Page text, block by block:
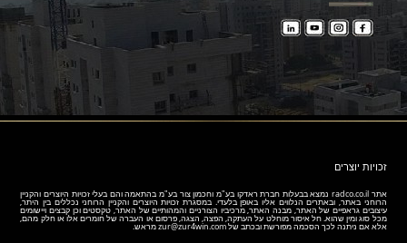
זכויות יוצרים
אתר radco.co.il נמצא בבעלות חברת ראדקו בע"מ וחכמון צור בע"מ בהתאמה והם בעלי זכויות היוצרים והקניין
הרוחני באתר, ובאתרים הנלווים אליו באופן בלעדי. במסגרת זכויות היוצרים והקניין הרוחני נכללים בין היתר,
עיצובים גראפיים של האתר, מבנה האתר, מרכיביו הצורניים והמהותיים של האתר, טקסטים וכן קבצים ויישומים
מכל סוג ומין שהוא. חל איסור מוחלט על העתקה, הפצה, הצגה, פרסום או העברה של חומרים אלו או חלק מהם,
אלא אם ניתנה לכך הסכמה מפורשת ובכתב שלzur@zur4win.comמראש.